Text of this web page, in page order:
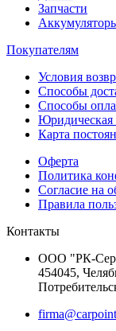
Запчасти
Покупателям
Условия
Способы
Способы
Карта
Оферта
Политика
Согласие на
Правила
Контакты
ООО "РК-
454045,